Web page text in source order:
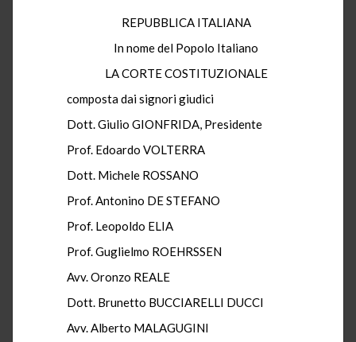
REPUBBLICA ITALIANA
In nome del Popolo Italiano
LA CORTE COSTITUZIONALE
composta dai signori giudici
Dott. Giulio GIONFRIDA, Presidente
Prof. Edoardo VOLTERRA
Dott. Michele ROSSANO
Prof. Antonino DE STEFANO
Prof. Leopoldo ELIA
Prof. Guglielmo ROEHRSSEN
Avv. Oronzo REALE
Dott. Brunetto BUCCIARELLI DUCCI
Avv. Alberto MALAGUGINI